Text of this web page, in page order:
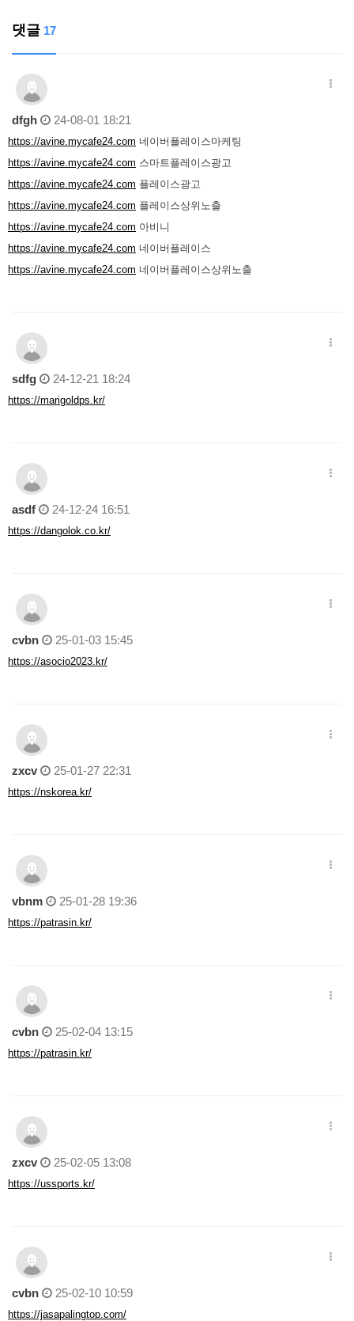
댓글 17
dfgh 24-08-01 18:21
https://avine.mycafe24.com 네이버플레이스마케팅
https://avine.mycafe24.com 스마트플레이스광고
https://avine.mycafe24.com 플레이스광고
https://avine.mycafe24.com 플레이스상위노출
https://avine.mycafe24.com 아비니
https://avine.mycafe24.com 네이버플레이스
https://avine.mycafe24.com 네이버플레이스상위노출
sdfg 24-12-21 18:24
https://marigoldps.kr/
asdf 24-12-24 16:51
https://dangolok.co.kr/
cvbn 25-01-03 15:45
https://asocio2023.kr/
zxcv 25-01-27 22:31
https://nskorea.kr/
vbnm 25-01-28 19:36
https://patrasin.kr/
cvbn 25-02-04 13:15
https://patrasin.kr/
zxcv 25-02-05 13:08
https://ussports.kr/
cvbn 25-02-10 10:59
https://jasapalingtop.com/